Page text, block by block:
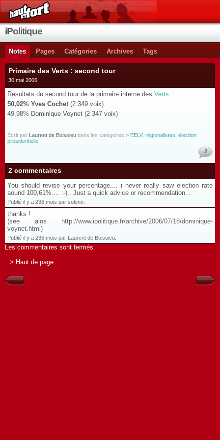
iPolitique
Notes Pages Catégories Archives Tags
Primaire des Verts : second tour
30 mai 2006
Résultats du second tour de la primaire interne des Verts :
50,02% Yves Cochet(2 349 voix)
49,98% Dominique Voynet (2 347 voix)
Écrit par Laurent de Boissieu dans les catégories > EELV, régionalistes élection
présidentielle
2
2 commentaires
You should revise your percentage.... i never really saw election rate
aound 100,61%.... :-).. Just a quick advice or recommendation...
Publié il y a 236 mois par solenn.
thanks !
(see alos
http://www.ipolitique.fr/archive/2006/07/18/dominique-
voynet.html)
Publié il y a 236 mois par Laurent de Boissieu.
Les commentaires sont fermés.
> Haut de page